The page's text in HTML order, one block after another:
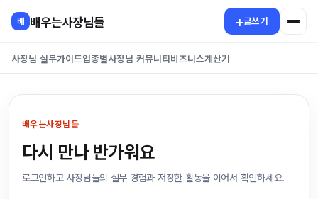
배 배우는사장님들 +글쓰기
사장님 실무가이드업종별사장님 커뮤니티비즈니스계산기
배우는사장님들
다시 만나 반가워요
로그인하고 사장님들의 실무 경험과 저장한 활동을 이어서 확인하세요.